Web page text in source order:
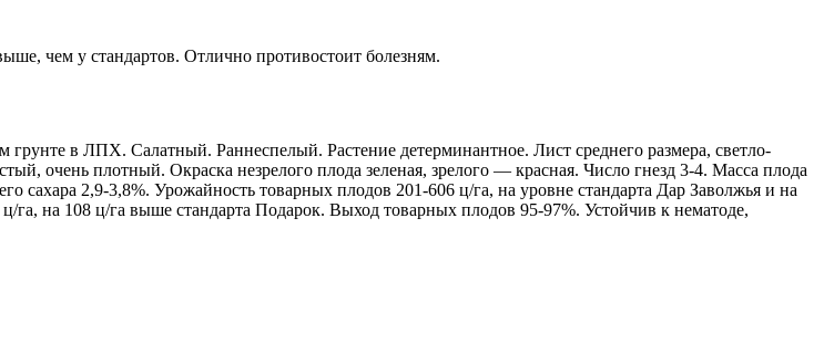
чем у стандартов. Отлично противостоит болезням.
в ЛПХ. Салатный. Раннеспелый. Растение детерминантное. Лист среднего размера, светло-
очень плотный. Окраска незрелого плода зеленая, зрелого — красная. Число гнезд 3-4. Масса плода
сахара 2,9-3,8%. Урожайность товарных плодов 201-606 ц/га, на уровне стандарта Дар Заволжья и на
на 108 ц/га выше стандарта Подарок. Выход товарных плодов 95-97%. Устойчив к нематоде,